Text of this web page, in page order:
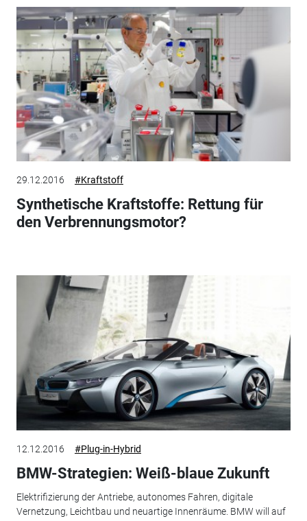
29.12.2016 #Kraftstoff
Synthetische Kraftstoffe: Rettung für
den Verbrennungsmotor?
12.12.2016 #Plug-in-Hybrid
BMW-Strategien: Weiß-blaue Zukunft
Elektrifizierung der Antriebe, autonomes Fahren, digitale
Vernetzung, Leichtbau und neuartige Innenräume. BMW will auf